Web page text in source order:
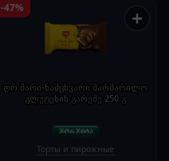
-47% +
დრ.შარი-ნამცხვარი მარმარილო
გლუტენის გარეშე.250 გ
Торты и пирожные